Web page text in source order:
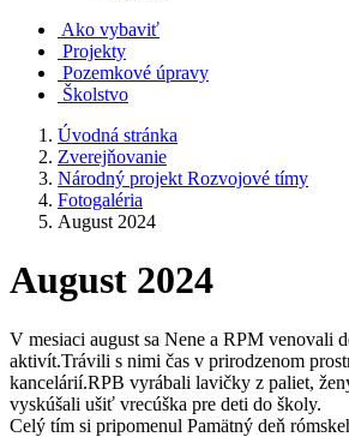
Ako vybaviť
Projekty
Pozemkové úpravy
Školstvo
Úvodná stránka
Zverejňovanie
Národný projekt Rozvojové tímy
Fotogaléria
August 2024
August 2024
V mesiaci august sa Nene a RPM venovali
aktivít.Trávili s nimi čas v prirodzenom
kancelárií.RPB vyrábali lavičky z paliet,
vyskúšali ušiť vrecúška pre deti do školy.
Celý tím si pripomenul Pamätný deň